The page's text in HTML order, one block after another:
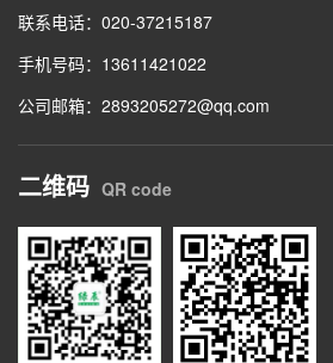
联系电话：020-37215187
手机号码：13611421022
公司邮箱：2893205272@qq.com
二维码 QR code